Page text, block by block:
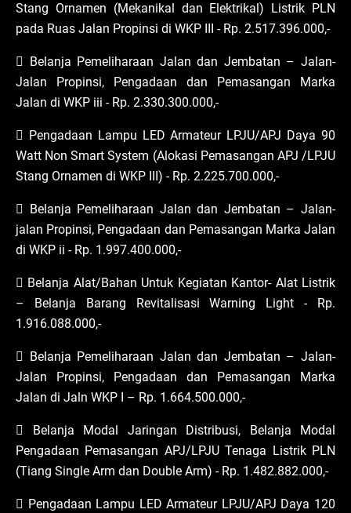
Stang Ornamen (Mekanikal dan Elektrikal) Listrik PLN
pada Ruas Jalan Propinsi di WKP III - Rp. 2.517.396.000,-
 Belanja Pemeliharaan Jalan dan Jembatan – Jalan-
Jalan Propinsi, Pengadaan dan Pemasangan Marka
Jalan di WKP iii - Rp. 2.330.300.000,-
 Pengadaan Lampu LED Armateur LPJU/APJ Daya 90
Watt Non Smart System (Alokasi Pemasangan APJ /LPJU
Stang Ornamen di WKP III) - Rp. 2.225.700.000,-
 Belanja Pemeliharaan Jalan dan Jembatan – Jalan-
jalan Propinsi, Pengadaan dan Pemasangan Marka Jalan
di WKP ii - Rp. 1.997.400.000,-
 Belanja Alat/Bahan Untuk Kegiatan Kantor- Alat Listrik
– Belanja Barang Revitalisasi Warning Light - Rp.
1.916.088.000,-
 Belanja Pemeliharaan Jalan dan Jembatan – Jalan-
Jalan Propinsi, Pengadaan dan Pemasangan Marka
Jalan di Jaln WKP I – Rp. 1.664.500.000,-
 Belanja Modal Jaringan Distribusi, Belanja Modal
Pengadaan Pemasangan APJ/LPJU Tenaga Listrik PLN
(Tiang Single Arm dan Double Arm) - Rp. 1.482.882.000,-
 Pengadaan Lampu LED Armateur LPJU/APJ Daya 120